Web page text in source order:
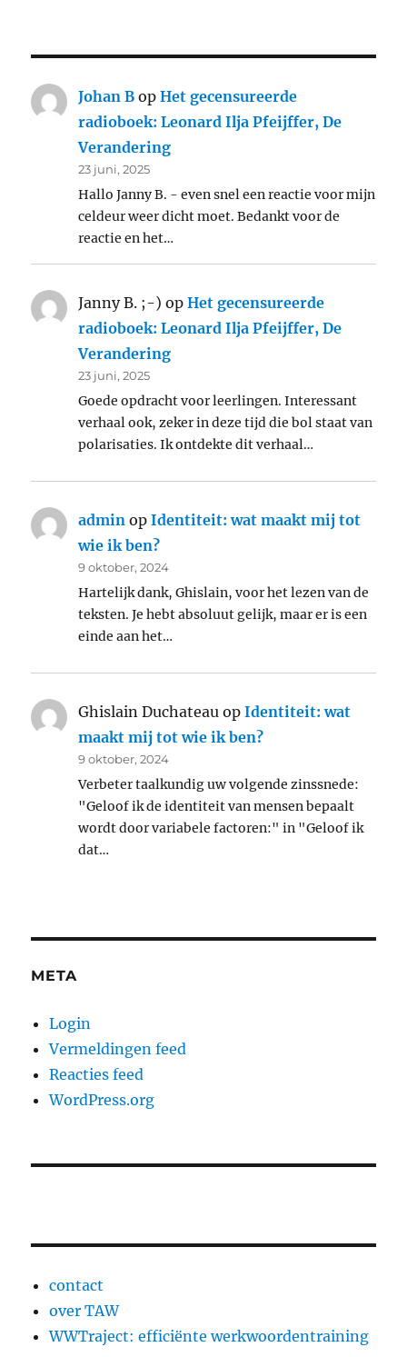
Johan B opHet gecensureerde
radioboek: Leonard Ilja Pfeijffer, De
Verandering
23 juni, 2025
Hallo Janny B. - even snel een reactie voor mijn
celdeur weer dicht moet. Bedankt voor de
reactie en het…
Janny B. ;-) opHet gecensureerde
radioboek: Leonard Ilja Pfeijffer, De
Verandering
23 juni, 2025
Goede opdracht voor leerlingen. Interessant
verhaal ook, zeker in deze tijd die bol staat van
polarisaties. Ik ontdekte dit verhaal…
admin opIdentiteit: wat maakt mij tot
wie ik ben?
9 oktober, 2024
Hartelijk dank, Ghislain, voor het lezen van de
teksten. Je hebt absoluut gelijk, maar er is een
einde aan het…
Ghislain Duchateau opIdentiteit: wat
maakt mij tot wie ik ben?
9 oktober, 2024
Verbeter taalkundig uw volgende zinssnede:
"Geloof ik de identiteit van mensen bepaalt
wordt door variabele factoren:" in "Geloof ik
dat…
META
Login
Vermeldingen feed
Reacties feed
WordPress.org
contact
over TAW
WWTraject: efficiënte werkwoordentraining